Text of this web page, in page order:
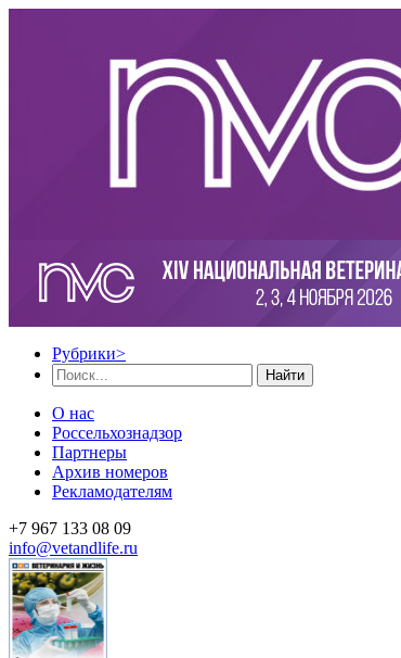
Рубрики>
Найти
О нас
Россельхознадзор
Партнеры
Архив номеров
Рекламодателям
+7 967 133 08 09
info@vetandlife.ru